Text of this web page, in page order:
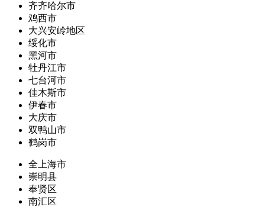
齐齐哈尔市
鸡西市
大兴安岭地区
绥化市
黑河市
牡丹江市
七台河市
佳木斯市
伊春市
大庆市
双鸭山市
鹤岗市
全上海市
崇明县
奉贤区
南汇区